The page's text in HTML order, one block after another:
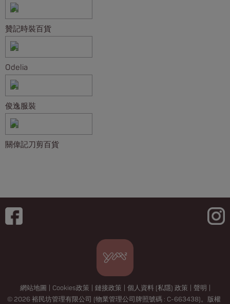
贊記時裝百貨
Odelia
俊逸服裝
關偉記刀剪百貨
網站地圖 Cookies政策 鏈接政策 個人資料 (私隱) 政策 聲明
© 2026 裕民坊管理有限公司 (物業管理公司牌照號碼 : C-663438)。版權